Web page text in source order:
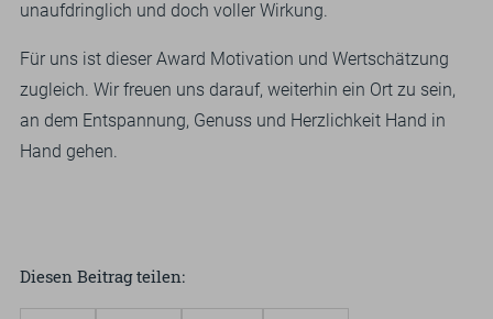
unaufdringlich und doch voller Wirkung.
Für uns ist dieser Award Motivation und Wertschätzung
zugleich. Wir freuen uns darauf, weiterhin ein Ort zu sein,
an dem Entspannung, Genuss und Herzlichkeit Hand in
Hand gehen.
Diesen Beitrag teilen